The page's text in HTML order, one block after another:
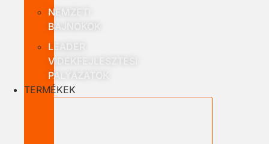
NEMZETI
BAJNOKOK
LEADER
VIDÉKFEJLESZTÉSI
PÁLYÁZATOK
TERMÉKEK